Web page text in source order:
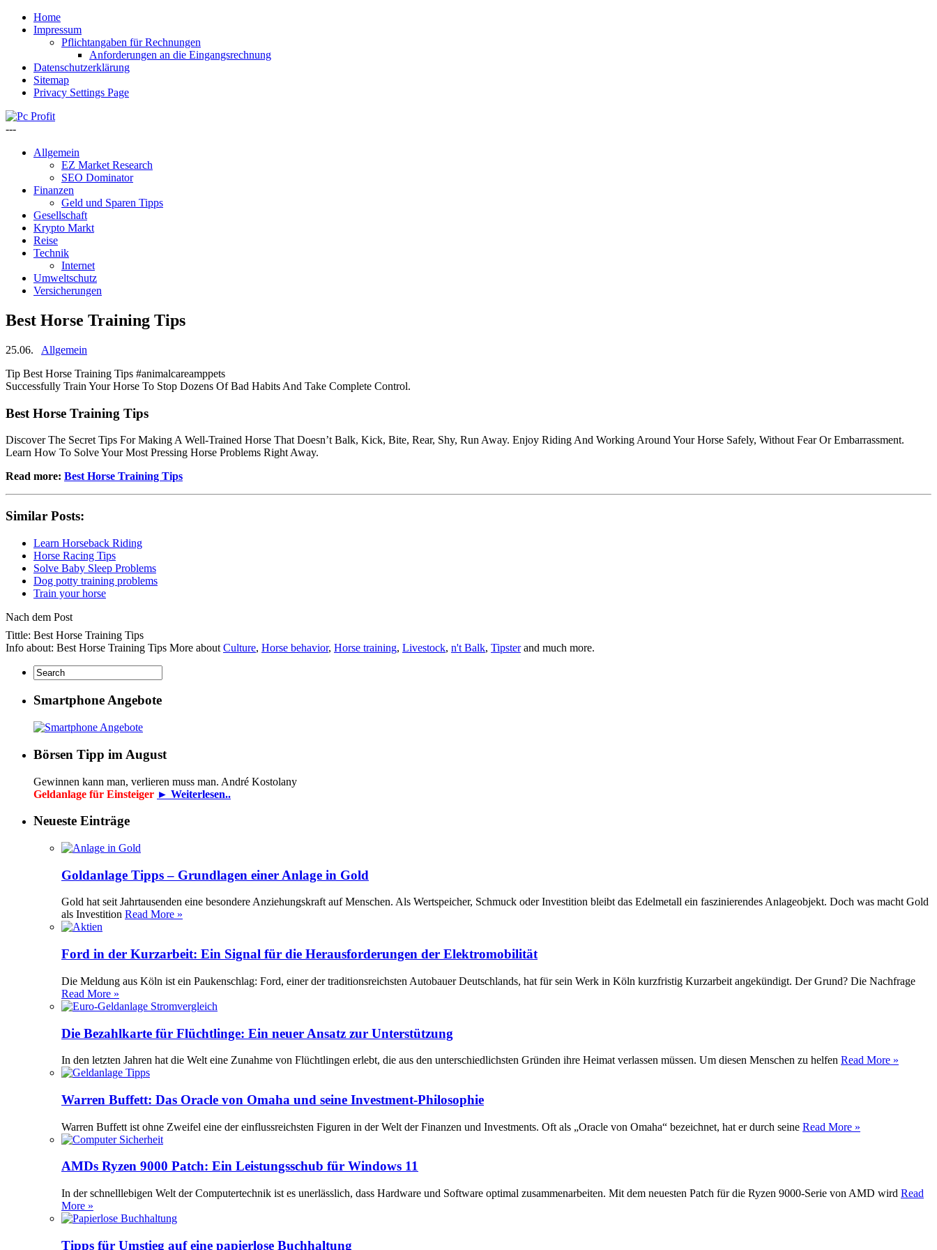
Home
Impressum
Pflichtangaben für Rechnungen
Anforderungen an die Eingangsrechnung
Datenschutzerklärung
Sitemap
Privacy Settings Page
---
Allgemein
EZ Market Research
SEO Dominator
Finanzen
Geld und Sparen Tipps
Gesellschaft
Krypto Markt
Reise
Technik
Internet
Umweltschutz
Versicherungen
Best Horse Training Tips
25.06.
Allgemein
Tip Best Horse Training Tips #animalcareamppets
Successfully Train Your Horse To Stop Dozens Of Bad Habits And Take Complete Control.
Best Horse Training Tips
Discover The Secret Tips For Making A Well-Trained Horse That Doesn’t Balk, Kick, Bite, Rear, Shy, Run Away. Enjoy Riding And Working Around Your Horse Safely, Without Fear Or Embarrassment.
Learn How To Solve Your Most Pressing Horse Problems Right Away.
Read more: Best Horse Training Tips
Similar Posts:
Learn Horseback Riding
Horse Racing Tips
Solve Baby Sleep Problems
Dog potty training problems
Train your horse
Nach dem Post
Tittle: Best Horse Training Tips
Info about: Best Horse Training Tips More about Culture, Horse behavior, Horse training, Livestock, n't Balk, Tipsterand much more.
Smartphone Angebote
Börsen Tipp im August
Gewinnen kann man, verlieren muss man. André Kostolany
Geldanlage für Einsteiger ► Weiterlesen..
Neueste Einträge
Goldanlage Tipps – Grundlagen einer Anlage in Gold
Gold hat seit Jahrtausenden eine besondere Anziehungskraft auf Menschen. Als Wertspeicher, Schmuck oder Investition bleibt das Edelmetall ein faszinierendes Anlageobjekt. Doch was macht Gold
als Investition Read More »
Ford in der Kurzarbeit: Ein Signal für die Herausforderungen der Elektromobilität
Die Meldung aus Köln ist ein Paukenschlag: Ford, einer der traditionsreichsten Autobauer Deutschlands, hat für sein Werk in Köln kurzfristig Kurzarbeit angekündigt. Der Grund? Die Nachfrage
Read More »
Die Bezahlkarte für Flüchtlinge: Ein neuer Ansatz zur Unterstützung
In den letzten Jahren hat die Welt eine Zunahme von Flüchtlingen erlebt, die aus den unterschiedlichsten Gründen ihre Heimat verlassen müssen. Um diesen Menschen zu helfen Read More »
Warren Buffett: Das Oracle von Omaha und seine Investment-Philosophie
Warren Buffett ist ohne Zweifel eine der einflussreichsten Figuren in der Welt der Finanzen und Investments. Oft als „Oracle von Omaha“ bezeichnet, hat er durch seine Read More »
AMDs Ryzen 9000 Patch: Ein Leistungsschub für Windows 11
In der schnelllebigen Welt der Computertechnik ist es unerlässlich, dass Hardware und Software optimal zusammenarbeiten. Mit dem neuesten Patch für die Ryzen 9000-Serie von AMD wird Read
More »
Tipps für Umstieg auf eine papierlose Buchhaltung